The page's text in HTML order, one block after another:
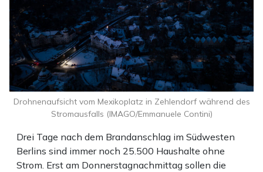
Drei Tage nach dem Brandanschlag im Südwesten
Berlins sind immer noch 25.500 Haushalte ohne
Strom. Erst am Donnerstagnachmittag sollen die
Drohnenaufsicht vom Mexikoplatz in Zehlendorf während des
Stromausfalls (IMAGO/Emmanuele Contini)